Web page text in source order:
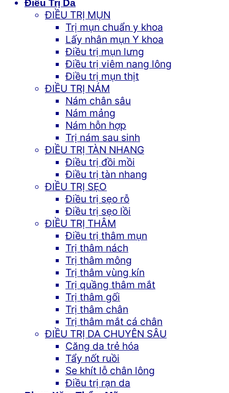
Điều Trị Da
ĐIỀU TRỊ MỤN
Trị mụn chuẩn y khoa
Lấy nhân mụn Y khoa
Điều trị mụn lưng
Điều trị viêm nang lông
Điều trị mụn thịt
ĐIỀU TRỊ NÁM
Nám chân sâu
Nám mảng
Nám hỗn hợp
Trị nám sau sinh
ĐIỀU TRỊ TÀN NHANG
Điều trị đồi mồi
Điều trị tàn nhang
ĐIỀU TRỊ SẸO
Điều trị sẹo rỗ
Điều trị sẹo lồi
ĐIỀU TRỊ THÂM
Điều trị thâm mụn
Trị thâm nách
Trị thâm mông
Trị thâm vùng kín
Trị quầng thâm mắt
Trị thâm gối
Trị thâm chân
Trị thâm mắt cá chân
ĐIỀU TRỊ DA CHUYÊN SÂU
Căng da trẻ hóa
Tẩy nốt ruồi
Se khít lỗ chân lông
Điều trị rạn da